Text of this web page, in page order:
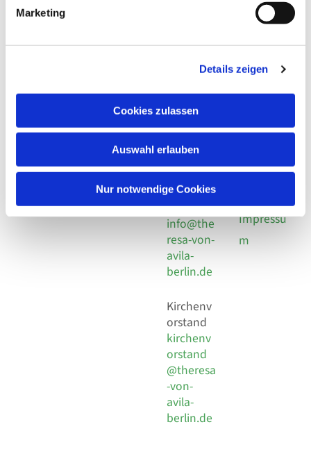
Marketing
Details zeigen
Cookies zulassen
Auswahl erlauben
Nur notwendige Cookies
Adresse
Kirchengemeinde Pfarrei
Hl. Theresa von Avila Berlin
Nordost
Leitender Pfarrer - Norbert
Pomplun
13086 Berlin
Kont
Telefon
+49 30
924 64 28
30 924 54
18
E-Mail
info@the
resa-von-
avila-
berlin.de
Kirchenv
orstand
kirchenv
orstand
@theresa
-von-
avila-
berlin.de
Links
Datensch
Datensch
Social
Impressu
m